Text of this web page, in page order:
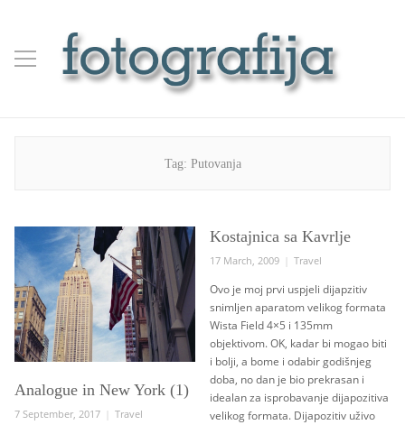
Tag: Putovanja
Analogue in New York (1)
Posted
7 September, 2017 Categories
Travel
Kostajnica sa Kavrlje
Posted
17 March, 2009 Categories
Travel
Ovo je moj prvi uspjeli dijapzitiv
snimljen aparatom velikog formata
Wista Field 4×5 i 135mm
objektivom. OK, kadar bi mogao biti
i bolji, a bome i odabir godišnjeg
doba, no dan je bio prekrasan i
idealan za isprobavanje dijapozitiva
velikog formata. Dijapozitiv uživo